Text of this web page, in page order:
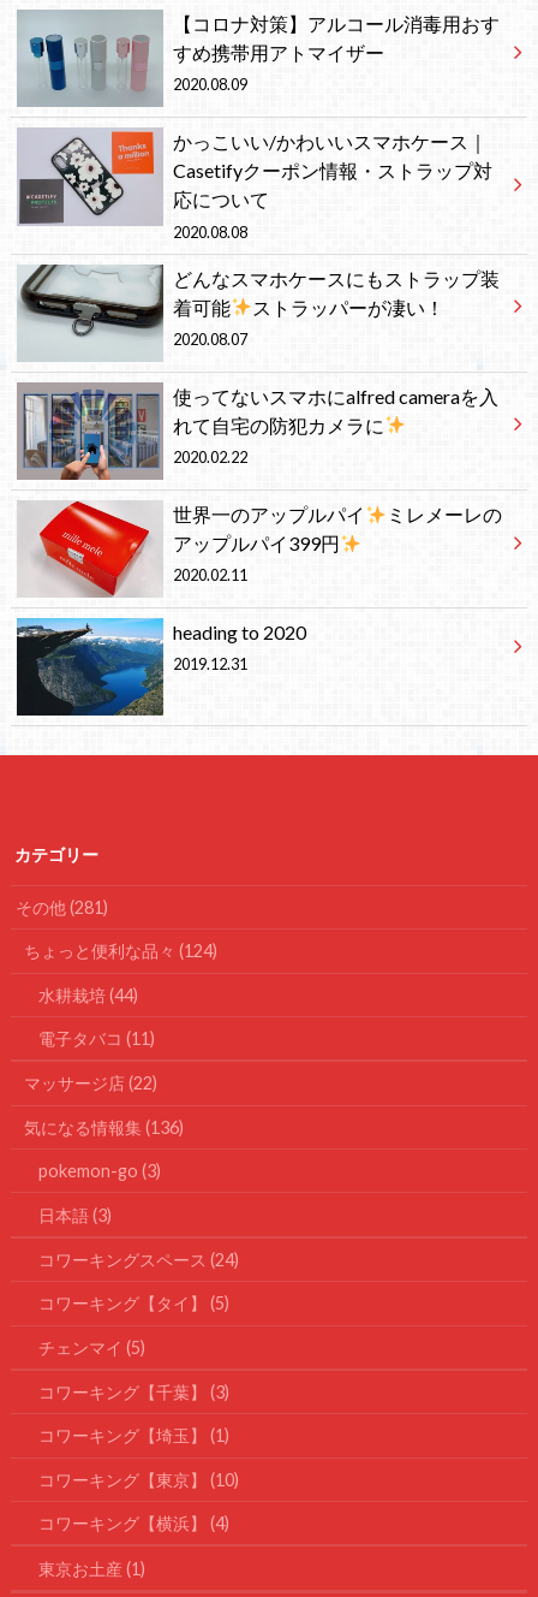
【コロナ対策】アルコール消毒用おす
すめ携帯用アトマイザー
2020.08.09
かっこいい/かわいいスマホケース｜
Casetifyクーポン情報・ストラップ対
応について
2020.08.08
どんなスマホケースにもストラップ装
着可能
ストラッパーが凄い！
2020.08.07
使ってないスマホにalfred cameraを入
れて自宅の防犯カメラに
2020.02.22
世界一のアップルパイ
ミレメーレの
アップルパイ399円
2020.02.11
heading to 2020
2019.12.31
カテゴリー
その他(281)
ちょっと便利な品々(124)
水耕栽培(44)
電子タバコ (11)
マッサージ店(22)
気になる情報集(136)
pokemon-go (3)
日本語(3)
コワーキングスペース (24)
コワーキング【タイ】 (5)
チェンマイ (5)
コワーキング【千葉】 (3)
コワーキング【埼玉】 (1)
コワーキング【東京】 (10)
コワーキング【横浜】 (4)
東京お土産 (1)